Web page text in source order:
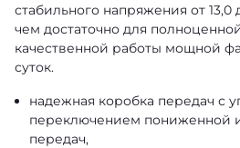
стабильного напряжения от 13,0
чем достаточно для
качественной работы мощной
суток.
надежная коробка передач с
переключением пониженной
передач,